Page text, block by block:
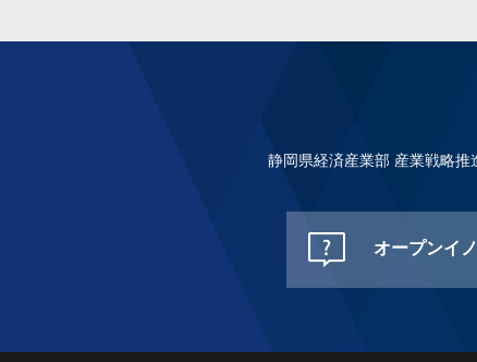
静岡県経済産業部 産業戦略
オープンイ